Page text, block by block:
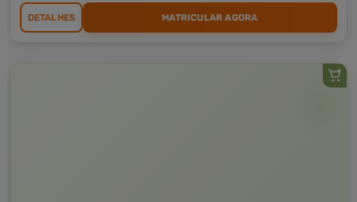
DETALHES MATRICULAR AGORA